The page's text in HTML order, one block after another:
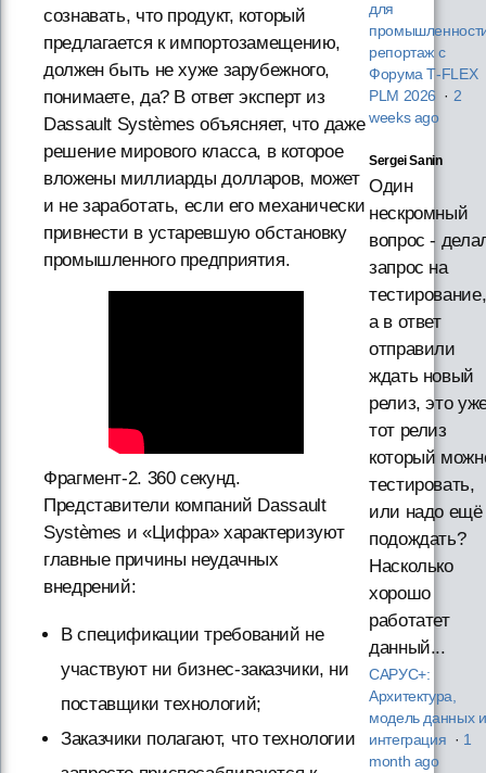
сознавать, что продукт, который
предлагается к импортозамещению,
должен быть не хуже зарубежного,
понимаете, да? В ответ эксперт из
Dassault Systèmes объясняет, что даже
решение мирового класса, в которое
вложены миллиарды долларов, может
и не заработать, если его механически
привнести в устаревшую обстановку
промышленного предприятия.
Фрагмент-2. 360 секунд.
Представители компаний Dassault
Systèmes и «Цифра» характеризуют
главные причины неудачных
внедрений:
В спецификации требований не
участвуют ни бизнес-заказчики, ни
поставщики технологий;
Заказчики полагают, что технологии
для
репортаж с
Форума T‑FLEX
PLM 2026 · 2
weeks ago
Sergei Sanin
Один
нескромный
вопрос -
запрос на
тестирование,
а в ответ
отправили
ждать новый
релиз, это
тот релиз
который
тестировать,
или надо ещё
подождать?
Насколько
хорошо
работатет
данный...
САРУС+:
Архитектура,
модель данных и
интеграция · 1
month ago